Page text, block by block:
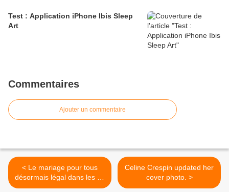
Test : Application iPhone Ibis Sleep
Art
Commentaires
Ajouter un commentaire
< Le mariage pour tous
désormais légal dans les 50
États américains
Celine Crespin updated her
cover photo. >